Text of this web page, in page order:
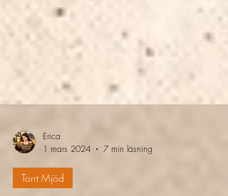
Erica
1 mars 2024